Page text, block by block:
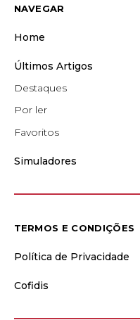
NAVEGAR
Home
Últimos Artigos
Destaques
Por ler
Favoritos
Simuladores
TERMOS E CONDIÇÕES
Política de Privacidade
Cofidis